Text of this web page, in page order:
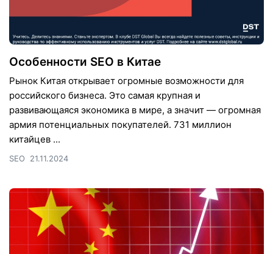
Особенности SEO в Китае
Рынок Китая открывает огромные возможности для
российского бизнеса. Это самая крупная и
развивающаяся экономика в мире, а значит — огромная
армия потенциальных покупателей. 731 миллион
китайцев ...
SEO 21.11.2024